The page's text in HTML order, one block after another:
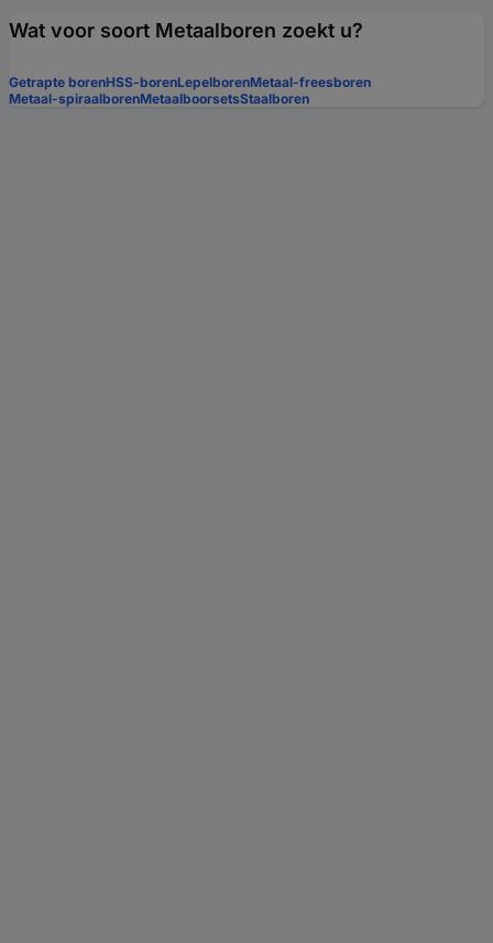
Wat voor soort Metaalboren zoekt u?
Getrapte borenHSS-borenLepelborenMetaal-freesboren
Metaal-spiraalborenMetaalboorsetsStaalboren